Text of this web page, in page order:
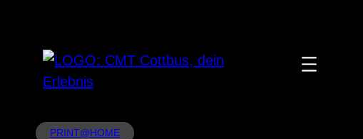
springen
PRINT@HOME